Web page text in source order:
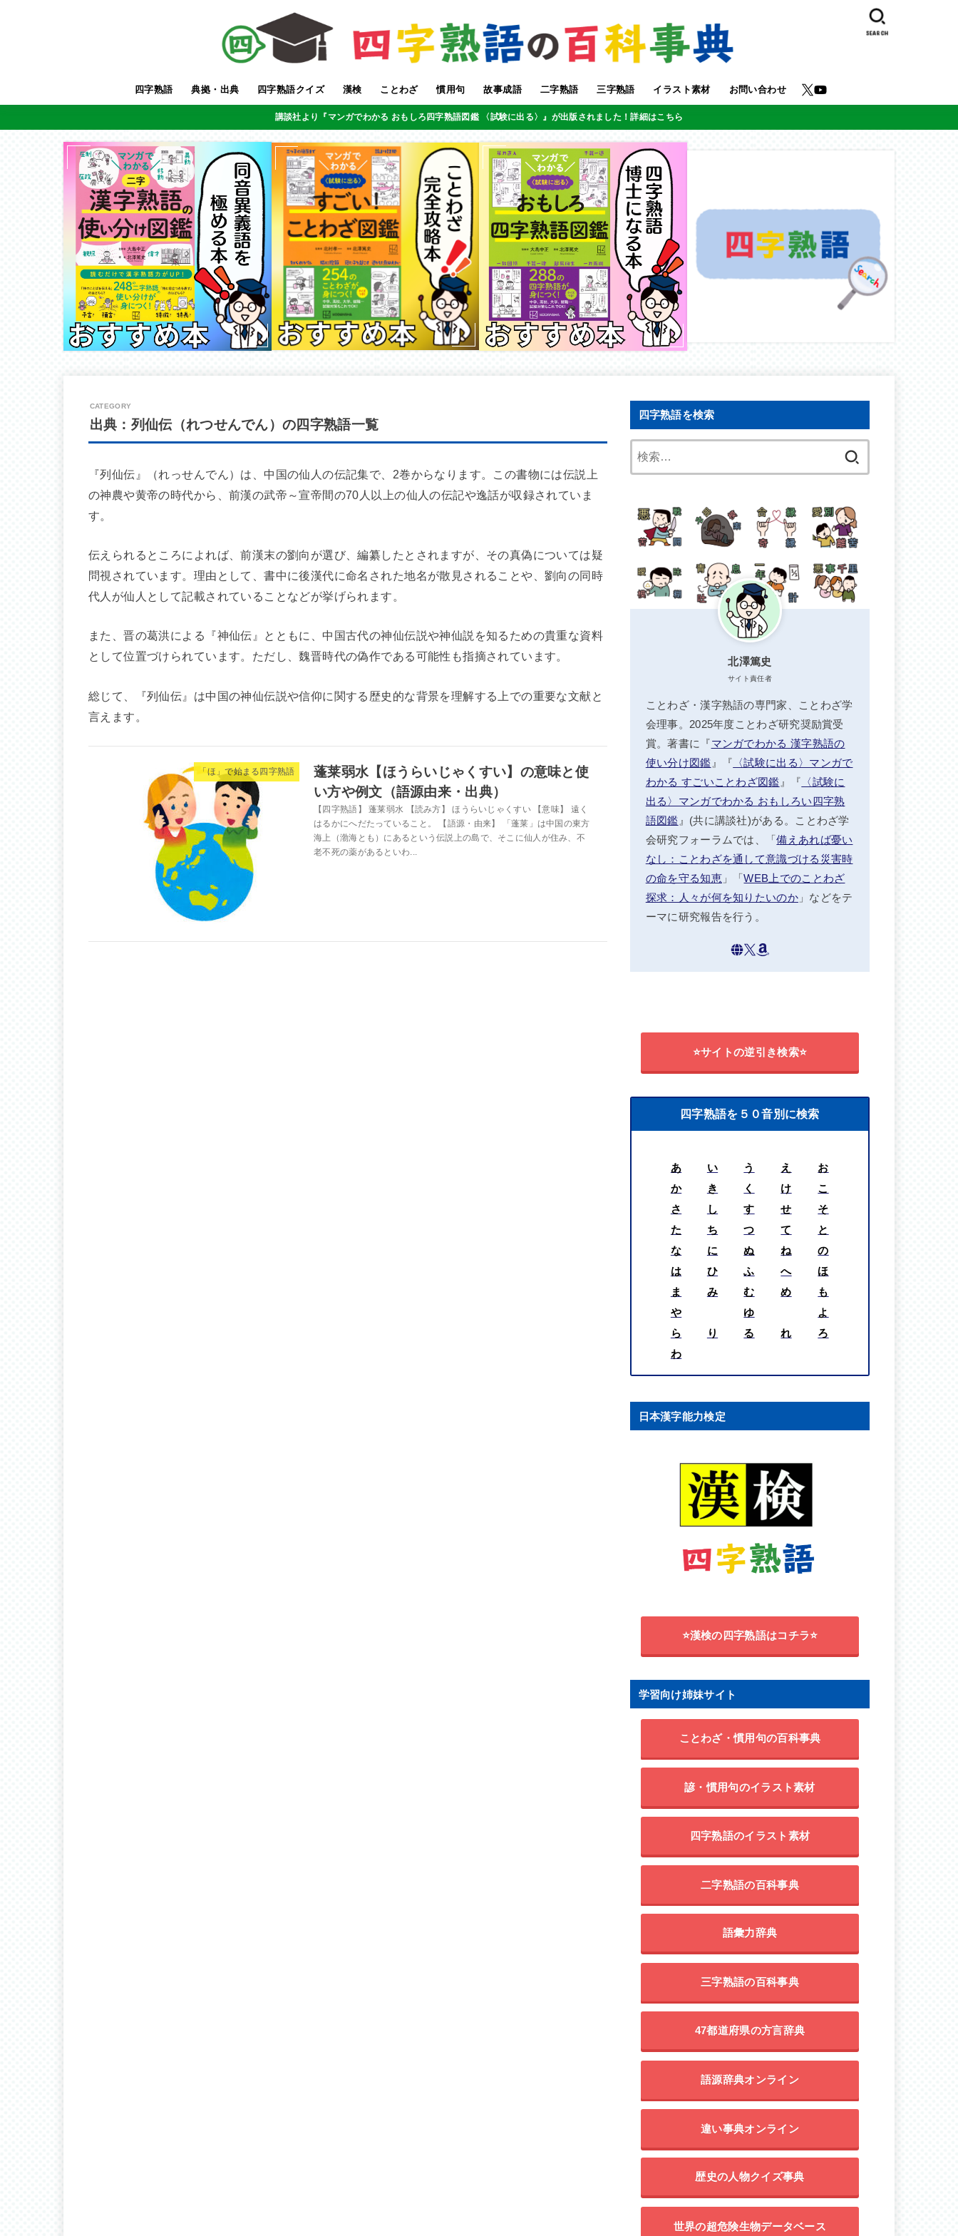
四字熟語 典拠・出典 四字熟語クイズ 漢検 ことわざ 慣用句 故事成語 二字熟語 三字熟語 イラスト素材 お問い合わせ
SEARCH
講談社より『マンガでわかる おもしろ四字熟語図鑑 〈試験に出る〉』が出版されました！詳細はこちら
出典：列仙伝（れつせんでん）の四字熟語一覧
『列仙伝』（れっせんでん）は、中国の仙人の伝記集で、2巻からなります。この書物には伝説上
の神農や黄帝の時代から、前漢の武帝～宣帝間の70人以上の仙人の伝記や逸話が収録されていま
す。
伝えられるところによれば、前漢末の劉向が選び、編纂したとされますが、その真偽については疑
問視されています。理由として、書中に後漢代に命名された地名が散見されることや、劉向の同時
代人が仙人として記載されていることなどが挙げられます。
また、晋の葛洪による『神仙伝』とともに、中国古代の神仙伝説や神仙説を知るための貴重な資料
として位置づけられています。ただし、魏晋時代の偽作である可能性も指摘されています。
総じて、『列仙伝』は中国の神仙伝説や信仰に関する歴史的な背景を理解する上での重要な文献と
言えます。
「ほ」で始まる四字熟語
蓬莱弱水【ほうらいじゃくすい】の意味と使
い方や例文（語源由来・出典）
【四字熟語】 蓬莱弱水 【読み方】 ほうらいじゃくすい 【意味】 遠く
はるかにへだたっていること。 【語源・由来】 「蓬莱」は中国の東方
海上（渤海とも）にあるという伝説上の島で、そこに仙人が住み、不
老不死の薬があるといわ...
四字熟語を検索
北澤篤史
サイト責任者
ことわざ・漢字熟語の専門家、ことわざ学
会理事。2025年度ことわざ研究奨励賞受
賞。著書に『マンガでわかる 漢字熟語の
使い分け図鑑 』『 〈試験に出る〉マンガで
わかる すごいことわざ図鑑 』『 〈試験に
出る〉マンガでわかる おもしろい四字熟
語図鑑 』(共に講談社)がある。ことわざ学
会研究フォーラムでは、「備えあれば憂い
なし：ことわざを通して意識づける災害時
の命を守る知恵」「WEB上でのことわざ
探求：人々が何を知りたいのか」などをテ
ーマに研究報告を行う。
⭐サイトの逆引き検索⭐
四字熟語を５０音別に検索
あ い う え
お
か
き く け
こ
さ
し す せ
そ
た
ち つ て
と
な
に ぬ ね
の
は
ひ ふ へ
ほ
ま
み む め
も
や
ゆ
よ
ら
り る れ
ろ
わ
日本漢字能力検定
⭐漢検の四字熟語はコチラ⭐
学習向け姉妹サイト
ことわざ・慣用句の百科事典
諺・慣用句のイラスト素材
四字熟語のイラスト素材
二字熟語の百科事典
語彙力辞典
三字熟語の百科事典
47都道府県の方言辞典
語源辞典オンライン
違い事典オンライン
歴史の人物クイズ事典
世界の超危険生物データベース